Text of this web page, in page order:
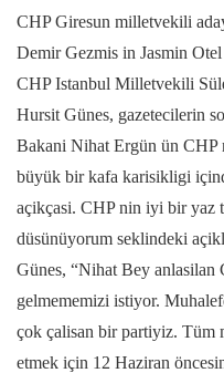
CHP Giresun milletvekili
Demir Gezmis in Jasmin
CHP Istanbul Milletvekili
Hursit Günes, gazetecilerin
Bakani Nihat Ergün ün
büyük bir kafa karisikligi
açikçasi. CHP nin iyi bir yaz
düsünüyorum seklindeki
Günes, “Nihat Bey
gelmememizi istiyor.
çok çalisan bir partiyiz. Tüm
etmek için 12 Haziran